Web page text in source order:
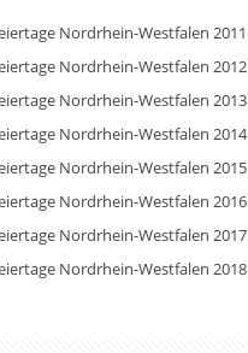
Nordrhein-Westfalen 2011
Nordrhein-Westfalen 2012
Nordrhein-Westfalen 2013
Nordrhein-Westfalen 2014
Nordrhein-Westfalen 2015
Nordrhein-Westfalen 2016
Nordrhein-Westfalen 2017
Nordrhein-Westfalen 2018